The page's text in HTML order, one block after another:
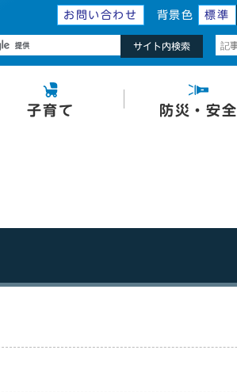
お問い合わせ 背景色 標準
サイト内検索
子育て 防災・安全